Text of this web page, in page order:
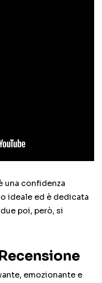
una confidenza
ideale ed è dedicata
poi, però, si
emozionante e